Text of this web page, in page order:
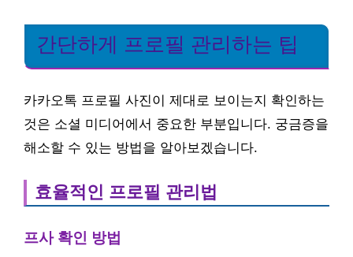
간단하게 프로필 관리하는 팁
카카오톡 프로필 사진이 제대로 보이는지 확인하는
것은 소셜 미디어에서 중요한 부분입니다. 궁금증을
해소할 수 있는 방법을 알아보겠습니다.
효율적인 프로필 관리법
프사 확인 방법